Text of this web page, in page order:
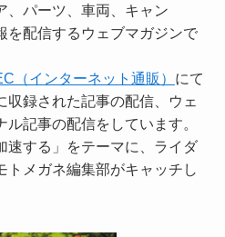
、パーツ、車両、キャン
を配信するウェブマガジンで
（インターネット通販） にて
収録された記事の配信、ウェ
記事の配信をしています。
速する」をテーマに、ライダ
トメガネ編集部がキャッチし